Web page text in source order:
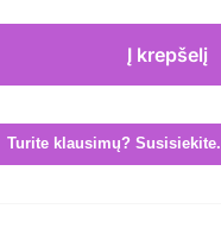
Į krepšelį
Turite klausimų? Susisiekite.